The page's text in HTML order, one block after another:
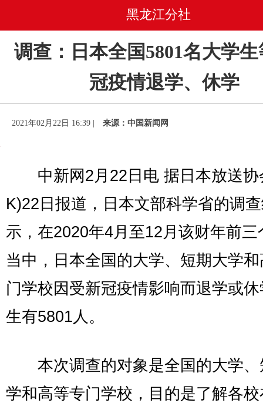
黑龙江分社
调查：日本全国5801名大学
冠疫情退学、休学
2021年02月22日 16:39 | 来源：中国新闻网
中新网2月22日电 据日本放送协
K)22日报道，日本文部科学省的调
示，在2020年4月至12月该财年前三
当中，日本全国的大学、短期大学
门学校因受新冠疫情影响而退学或
生有5801人。
本次调查的对象是全国的大学、
学和高等专门学校，目的是了解各